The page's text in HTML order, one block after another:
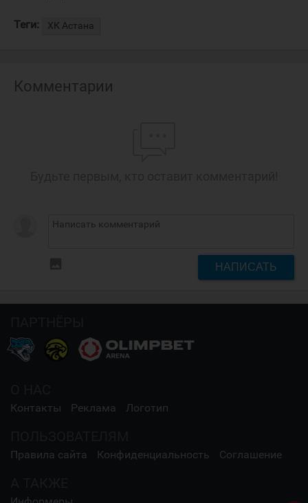
Теги: ХК Астана
Комментарии
НАПИСАТЬ
Контакты Реклама Логотип
Правила сайта Конфиденциальность Соглашение